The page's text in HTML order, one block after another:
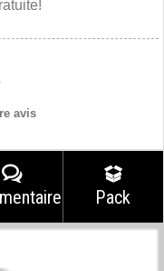
avis
Pack